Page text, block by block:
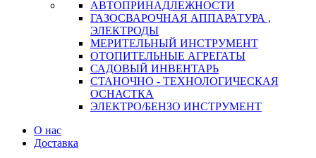
АВТОПРИНАДЛЕЖНОСТИ
ГАЗОСВАРОЧНАЯ АППАРАТУРА ,
ЭЛЕКТРОДЫ
МЕРИТЕЛЬНЫЙ ИНСТРУМЕНТ
ОТОПИТЕЛЬНЫЕ АГРЕГАТЫ
САДОВЫЙ ИНВЕНТАРЬ
СТАНОЧНО - ТЕХНОЛОГИЧЕСКАЯ
ОСНАСТКА
ЭЛЕКТРО/БЕНЗО ИНСТРУМЕНТ
О нас
Доставка